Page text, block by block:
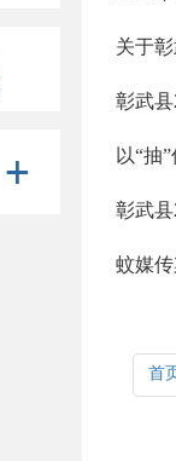
关于
彰武
以“抽
彰武
蚊媒
首